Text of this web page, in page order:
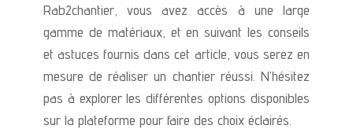
Rab2chantier, vous avez accès à une large
gamme de matériaux, et en suivant les conseils
et astuces fournis dans cet article, vous serez en
mesure de réaliser un chantier réussi. N’hésitez
pas à explorer les différentes options disponibles
sur la plateforme pour faire des choix éclairés.